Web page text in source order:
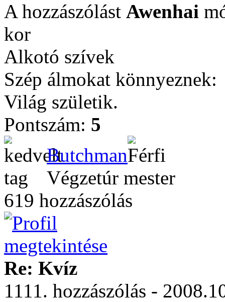
A hozzászólást Awenhai
kor
Alkotó szívek
Szép álmokat könnyeznek:
Világ születik.
Pontszám: 5
Butchman
Végzetúr mester
619 hozzászólás
Re: Kvíz
1111. hozzászólás -